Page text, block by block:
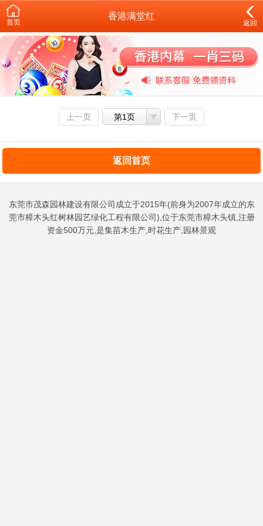
首页
香港满堂红
返回
上一页 第1页 下一页
返回首页
东莞市茂森园林建设有限公司成立于2015年(前身为2007年成立的东
莞市樟木头红树林园艺绿化工程有限公司),位于东莞市樟木头镇,注册
资金500万元,是集苗木生产,时花生产,园林景观